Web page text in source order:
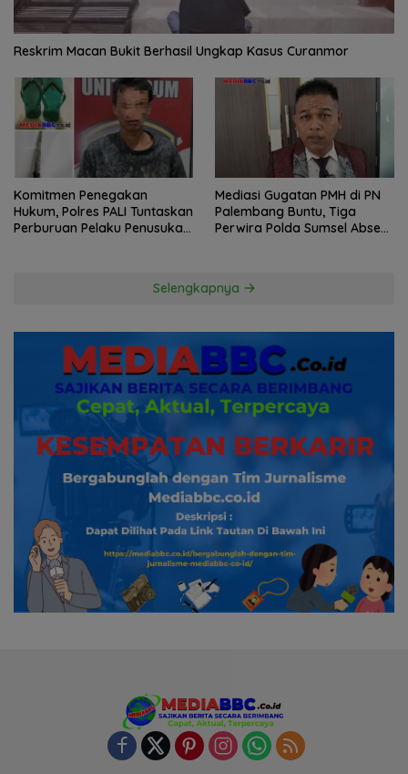
Reskrim Macan Bukit Berhasil Ungkap Kasus Curanmor
Komitmen Penegakan
Hukum, Polres PALI Tuntaskan
Perburuan Pelaku Penusukan
Mediasi Gugatan PMH di PN
Palembang Buntu, Tiga
Perwira Polda Sumsel Absen,
Selengkapnya